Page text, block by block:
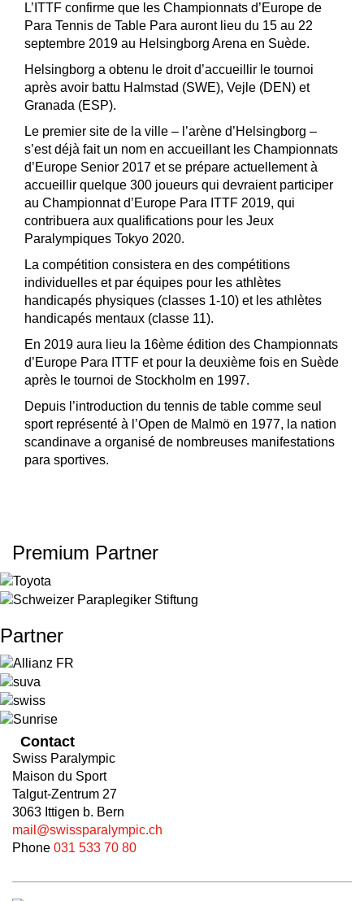
L’ITTF confirme que les Championnats d’Europe de
Para Tennis de Table Para auront lieu du 15 au 22
septembre 2019 au Helsingborg Arena en Suède.
Helsingborg a obtenu le droit d’accueillir le tournoi
après avoir battu Halmstad (SWE), Vejle (DEN) et
Granada (ESP).
Le premier site de la ville – l’arène d’Helsingborg –
s’est déjà fait un nom en accueillant les Championnats
d’Europe Senior 2017 et se prépare actuellement à
accueillir quelque 300 joueurs qui devraient participer
au Championnat d’Europe Para ITTF 2019, qui
contribuera aux qualifications pour les Jeux
Paralympiques Tokyo 2020.
La compétition consistera en des compétitions
individuelles et par équipes pour les athlètes
handicapés physiques (classes 1-10) et les athlètes
handicapés mentaux (classe 11).
En 2019 aura lieu la 16ème édition des Championnats
d’Europe Para ITTF et pour la deuxième fois en Suède
après le tournoi de Stockholm en 1997.
Depuis l’introduction du tennis de table comme seul
sport représenté à l’Open de Malmö en 1977, la nation
scandinave a organisé de nombreuses manifestations
para sportives.
Premium Partner
Partner
Contact
Swiss Paralympic
Maison du Sport
Talgut-Zentrum 27
3063 Ittigen b. Bern
mail@swissparalympic.ch
Phone 031 533 70 80